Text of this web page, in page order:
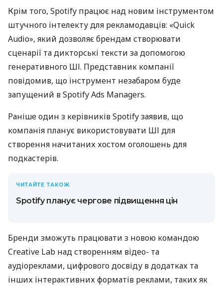
Крім того, Spotify працює над новим інструментом
штучного інтелекту для рекламодавців: «Quick
Audio», який дозволяє брендам створювати
сценарії та дикторські тексти за допомогою
генеративного ШІ. Представник компанії
повідомив, що інструмент незабаром буде
запущений в Spotify Ads Managers.
Раніше один з керівників Spotify заявив, що
компанія планує використовувати ШІ для
створення начитаних хостом оголошень для
подкастерів.
ЧИТАЙТЕ ТАКОЖ
Spotify планує чергове підвищення цін
Бренди зможуть працювати з новою командою
Creative Lab над створенням відео- та
аудіореклами, цифрового досвіду в додатках та
інших інтерактивних форматів реклами, таких як